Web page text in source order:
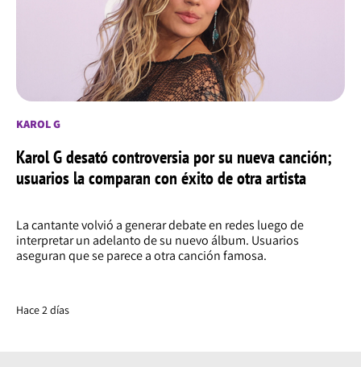
KAROL G
Karol G desató controversia por su nueva canción;
usuarios la comparan con éxito de otra artista
La cantante volvió a generar debate en redes luego de
interpretar un adelanto de su nuevo álbum. Usuarios
aseguran que se parece a otra canción famosa.
Hace 2 días